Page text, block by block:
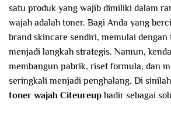
satu produk yang wajib dimiliki dalam
wajah adalah toner. Bagi Anda yang
brand skincare sendiri, memulai dengan
menjadi langkah strategis. Namun,
membangun pabrik, riset formula, dan
seringkali menjadi penghalang. Di
toner wajah Citeureuphadir sebagai